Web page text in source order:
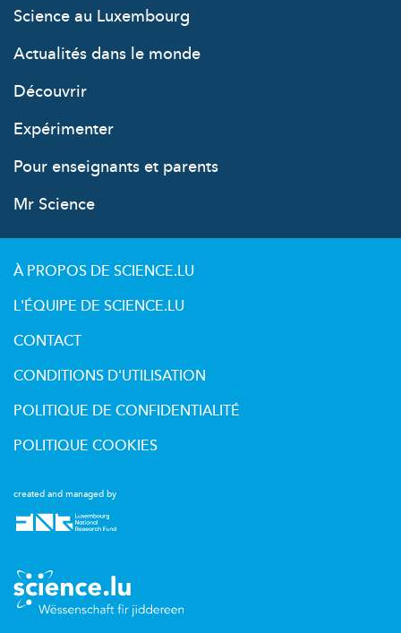
Science au Luxembourg
Actualités dans le monde
Découvrir
Expérimenter
Pour enseignants et parents
Mr Science
created and managed by
À PROPOS DE SCIENCE.LU
L'ÉQUIPE DE SCIENCE.LU
CONTACT
CONDITIONS D'UTILISATION
POLITIQUE DE CONFIDENTIALITÉ
POLITIQUE COOKIES